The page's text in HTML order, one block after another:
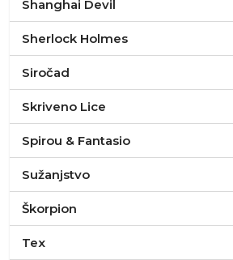
Shanghai Devil
Sherlock Holmes
Siročad
Skriveno Lice
Spirou & Fantasio
Sužanjstvo
Škorpion
Tex